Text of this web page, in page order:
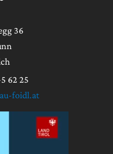
36
62 25
foidl.at